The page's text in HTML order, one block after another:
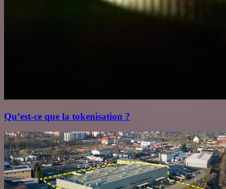
Qu’est‑ce que la tokenisation ?